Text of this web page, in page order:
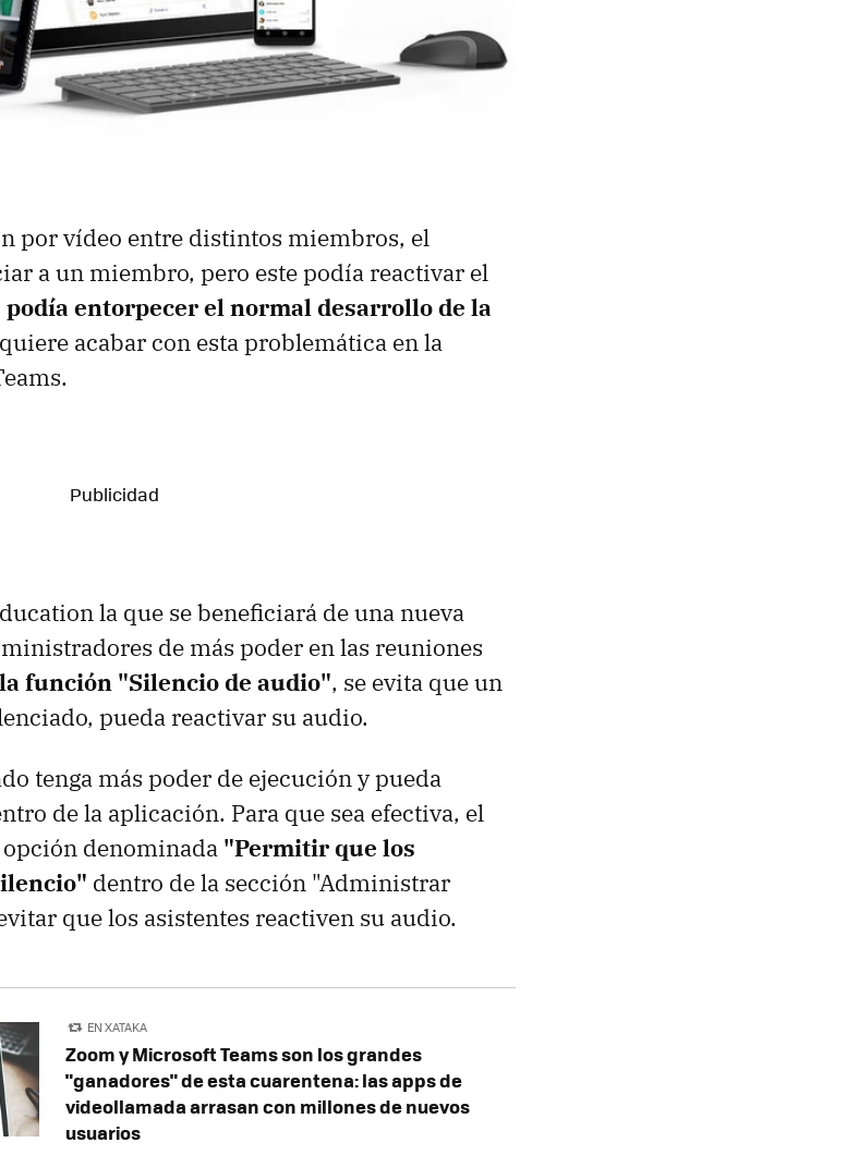
por vídeo entre distintos miembros, el
a un miembro, pero este podía reactivar el
podía entorpecer el normal desarrollo de la
acabar con esta problemática en la
la que se beneficiará de una nueva
de más poder en las reuniones
función "Silencio de audio", se evita que un
pueda reactivar su audio.
tenga más poder de ejecución y pueda
de la aplicación. Para que sea efectiva, el
opción denominada "Permitir que los
dentro de la sección "Administrar
que los asistentes reactiven su audio.
EN XATAKA
Zoom y Microsoft Teams son los grandes
"ganadores" de esta cuarentena: las apps de
videollamada arrasan con millones de nuevos
usuarios